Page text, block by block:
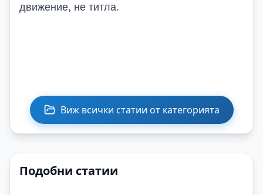
движение, не титла.
Виж всички статии от категорията
Подобни статии